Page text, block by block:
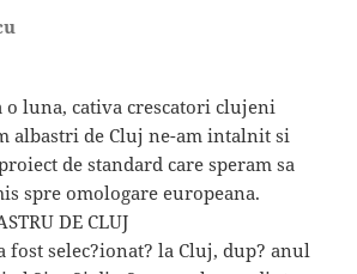
luna, cativa crescatori clujeni
albastri de Cluj ne-am intalnit si
de standard care speram sa
spre omologare europeana.
DE CLUJ
fost selec?ionat? la Cluj, dup? anul